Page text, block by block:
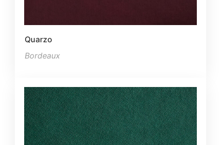
Quarzo
Bordeaux